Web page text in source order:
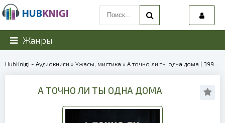
Жанры
HubKnigi - Аудиокниги » Ужасы, мистика » А точно ли ты одна дома | 39908
А ТОЧНО ЛИ ТЫ ОДНА ДОМА